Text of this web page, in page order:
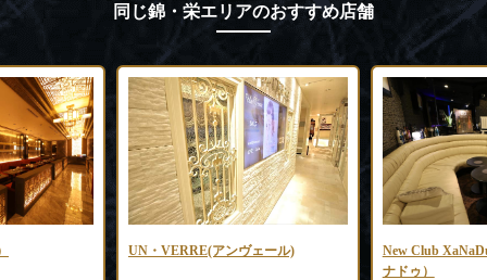
同じ錦・栄エリアのおすすめ店舗
UN・VERRE(アンヴェール)
New Club
ナドゥ）